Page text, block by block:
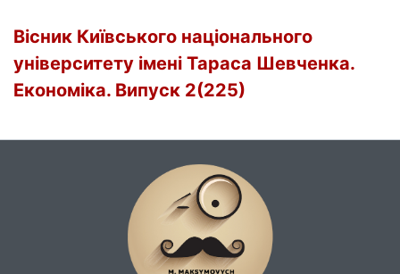
Вісник Київського національного
університету імені Тараса Шевченка.
Економіка. Випуск 2(225)